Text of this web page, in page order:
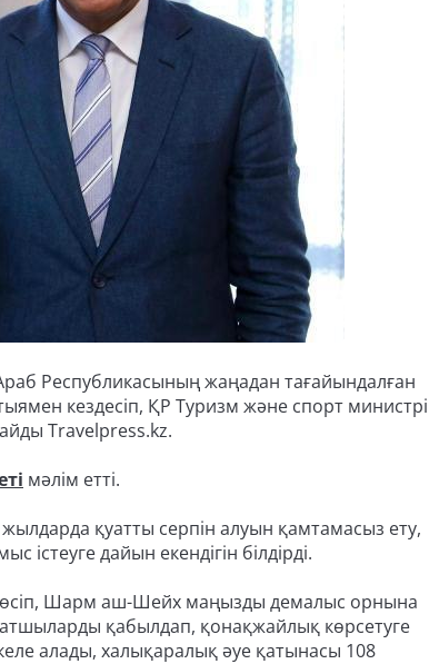
Республикасының жаңадан тағайындалған
кездесіп, ҚР Туризм және спорт министрі
Travelpress.kz.
мәлім етті.
қуатты серпін алуын қамтамасыз ету,
дайын екендігін білдірді.
Шарм аш-Шейх маңызды демалыс орнына
қабылдап, қонақжайлық көрсетуге
алады, халықаралық әуе қатынасы 108